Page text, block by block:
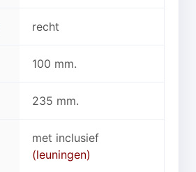
recht
100 mm.
235 mm.
met inclusief
(leuningen)